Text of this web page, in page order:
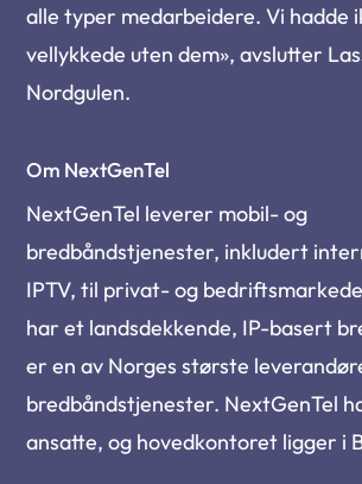
alle typer medarbeidere. Vi hadde
vellykkede uten dem», avslutter
Nordgulen.
Om NextGenTel
NextGenTel leverer mobil- og
bredbåndstjenester, inkludert
IPTV, til privat- og
har et landsdekkende, IP-basert
er en av Norges største
bredbåndstjenester. NextGenTel
ansatte, og hovedkontoret ligger i